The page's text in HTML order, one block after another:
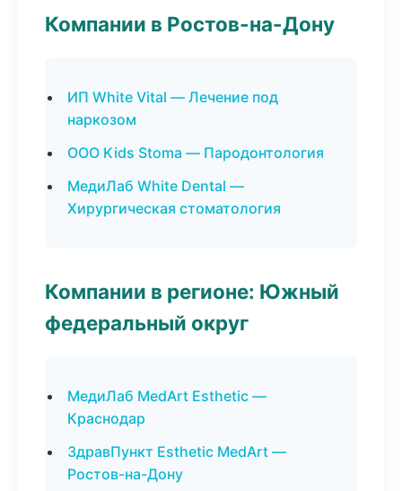
Компании в Ростов-на-Дону
ИП White Vital — Лечение под
наркозом
ООО Kids Stoma — Пародонтология
МедиЛаб White Dental —
Хирургическая стоматология
Компании в регионе: Южный
федеральный округ
МедиЛаб MedArt Esthetic —
Краснодар
ЗдравПункт Esthetic MedArt —
Ростов-на-Дону